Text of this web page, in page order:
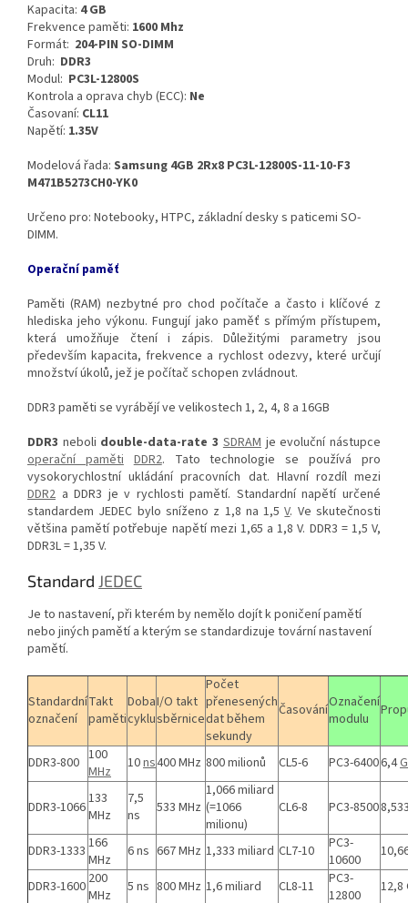
Kapacita: 4 GB
Frekvence paměti: 1600 Mhz
Formát: 204-PIN SO-DIMM
Druh: DDR3
Modul: PC3L-12800S
Kontrola a oprava chyb (ECC): Ne
Časovaní: CL11
Napětí: 1.35V
Modelová řada: Samsung 4GB 2Rx8 PC3L-12800S-11-10-F3
M471B5273CH0-YK0
Určeno pro: Notebooky, HTPC, základní desky s paticemi SO-
DIMM.
Operační paměť
Paměti (RAM) nezbytné pro chod počítače a často i klíčové z
hlediska jeho výkonu. Fungují jako paměť s přímým přístupem,
která umožňuje čtení i zápis. Důležitými parametry jsou
především kapacita, frekvence a rychlost odezvy, které určují
množství úkolů, jež je počítač schopen zvládnout.
DDR3 paměti se vyrábějí ve velikostech 1, 2, 4, 8 a 16GB
DDR3 neboli double-data-rate 3 SDRAMje evoluční nástupce
operační paměti DDR2. Tato technologie se používá pro
vysokorychlostní ukládání pracovních dat. Hlavní rozdíl mezi
DDR2 a DDR3 je v rychlosti pamětí. Standardní napětí určené
standardem JEDEC bylo sníženo z 1,8 na 1,5V. Ve skutečnosti
většina pamětí potřebuje napětí mezi 1,65 a 1,8 V. DDR3 = 1,5 V,
DDR3L = 1,35 V.
Standard JEDEC
Je to nastavení, při kterém by nemělo dojít k poničení pamětí
nebo jiných pamětí a kterým se standardizuje tovární nastavení
pamětí.
Standardní
označení
Takt
paměti
Doba
cyklu
I/O takt
sběrnice
Počet
přenesených
dat během
sekundy
ČasováníOznačení
modulu
DDR3-800 100
MHz
10ns400 MHz 800 milionů CL5-6 PC3-64006,4
DDR3-1066133
MHz
7,5
ns
533 MHz
1,066 miliard
(=1066
milionu)
CL6-8 PC3-8500
DDR3-1333 166
MHz
6 ns 667 MHz 1,333 miliard CL7-10
PC3-
10600
DDR3-1600 200
MHz
5 ns 800 MHz 1,6 miliard CL8-11
PC3-
12800
12,8